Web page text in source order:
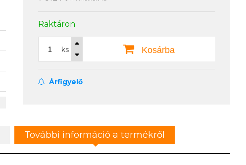
Raktáron
ks Kosárba
Árfigyelő
További információ a termékről